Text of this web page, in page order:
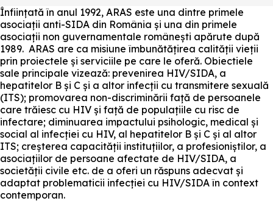
Înființată în anul 1992, ARAS este una dintre primele
asociații anti-SIDA din România și una din primele
asociații non guvernamentale românești apărute după
1989. ARAS are ca misiune îmbunătățirea calității vieții
prin proiectele și serviciile pe care le oferă. Obiectiele
sale principale vizează: prevenirea HIV/SIDA, a
hepatitelor B și C și a altor infecții cu transmitere sexuală
(ITS); promovarea non-discriminării față de persoanele
care trăiesc cu HIV și față de populațiile cu risc de
infectare; diminuarea impactului psihologic, medical și
social al infecției cu HIV, al hepatitelor B și C și al altor
ITS; creșterea capacității instituțiilor, a profesioniștilor, a
asociațiilor de persoane afectate de HIV/SIDA, a
societății civile etc. de a oferi un răspuns adecvat și
adaptat problematicii infecției cu HIV/SIDA în context
contemporan.